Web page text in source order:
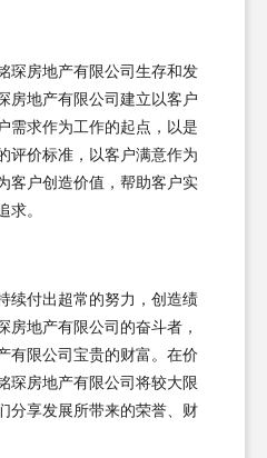
琛房地产有限公司生存和发
房地产有限公司建立以客户
需求作为工作的起点，以是
评价标准，以客户满意作为
客户创造价值，帮助客户实
求。
续付出超常的努力，创造绩
房地产有限公司的奋斗者，
有限公司宝贵的财富。在价
琛房地产有限公司将较大限
分享发展所带来的荣誉、财